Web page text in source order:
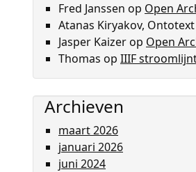
Fred Janssen op Open
Atanas Kiryakov, Ontotext
Jasper Kaizerop Open
Thomas op IIIF
Archieven
maart 2026
januari 2026
juni 2024